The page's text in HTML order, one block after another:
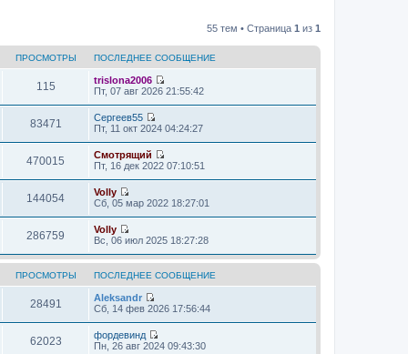
55 тем • Страница 1 из 1
ПРОСМОТРЫ ПОСЛЕДНЕЕ СООБЩЕНИЕ
115
trislona2006
П
й
т
к
с
л
е
н
е
м
у
с
о
е
н
Пт, 07 авг 2026 21:55:42
83471
Сергеев55
П
р
е
й
т
к
с
л
е
н
е
у
с
о
о
Пт, 11 окт 2024 04:24:27
470015
Смотрящий
П
й
т
к
о
с
л
д
у
Пт, 16 дек 2022 07:10:51
144054
Volly
П
й
т
и
к
п
о
с
л
е
д
Сб, 05 мар 2022 18:27:01
286759
Volly
П
р
е
й
и
к
п
о
с
Вс, 06 июл 2025 18:27:28
ПРОСМОТРЫ ПОСЛЕДНЕЕ СООБЩЕНИЕ
28491
Aleksandr
П
р
е
й
Сб, 14 фев 2026 17:56:44
62023
фордевинд
П
Пн, 26 авг 2024 09:43:30